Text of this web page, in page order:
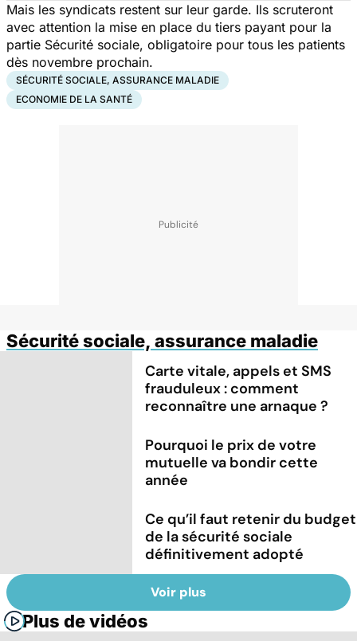
Mais les syndicats restent sur leur garde. Ils scruteront
avec attention la mise en place du tiers payant pour la
partie Sécurité sociale, obligatoire pour tous les patients
dès novembre prochain.
SÉCURITÉ SOCIALE, ASSURANCE MALADIE
ECONOMIE DE LA SANTÉ
Sécurité sociale, assurance maladie
Carte vitale, appels et SMS
frauduleux : comment
reconnaître une arnaque ?
Pourquoi le prix de votre
mutuelle va bondir cette
année
Ce qu’il faut retenir du budget
de la sécurité sociale
définitivement adopté
Voir plus
Plus de vidéos